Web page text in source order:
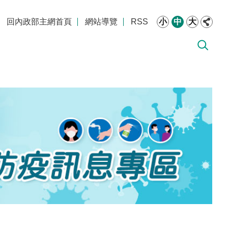
回內政部主網首頁 網站導覽 RSS 小 中 大